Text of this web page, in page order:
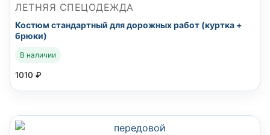
ЛЕТНЯЯ СПЕЦОДЕЖДА
Костюм стандартный для дорожных работ (куртка +
брюки)
В наличии
1010 ₽